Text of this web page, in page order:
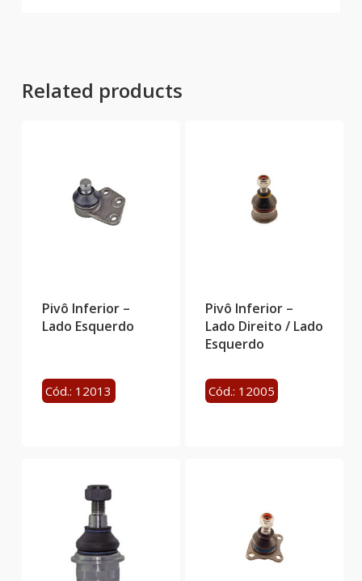
Related products
Pivô Inferior –
Lado Esquerdo
Cód.: 12013
Pivô Inferior –
Lado Direito / Lado
Esquerdo
Cód.: 12005